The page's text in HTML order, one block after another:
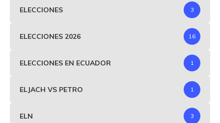
ELECCIONES 3
ELECCIONES 2026 16
ELECCIONES EN ECUADOR 1
ELJACH VS PETRO 1
ELN 3